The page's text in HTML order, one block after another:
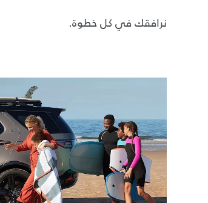
نرافقك في كل خطوة.